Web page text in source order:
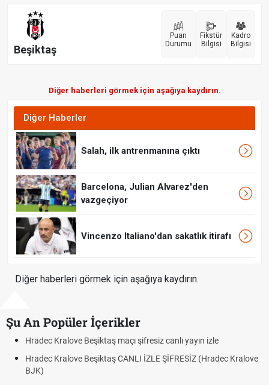
Beşiktaş
Puan
Durumu
Fikstür
Bilgisi
Kadro
Bilgisi
Diğer haberleri görmek için aşağıya kaydırın.
Diğer Haberler
Salah, ilk antrenmanına çıktı
Barcelona, Julian Alvarez'den
vazgeçiyor
Vincenzo Italiano'dan sakatlık itirafı
Diğer haberleri görmek için aşağıya kaydırın.
Şu An Popüler İçerikler
Hradec Kralove Beşiktaş maçı şifresiz canlı yayın izle
Hradec Kralove Beşiktaş CANLI İZLE ŞİFRESİZ (Hradec Kralove
BJK)